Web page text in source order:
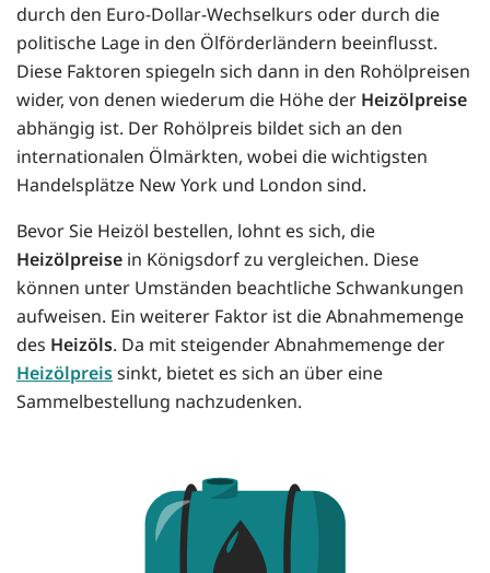
durch den Euro-Dollar-Wechselkurs oder durch die
politische Lage in den Ölförderländern beeinflusst.
Diese Faktoren spiegeln sich dann in den Rohölpreisen
wider, von denen wiederum die Höhe der Heizölpreise
abhängig ist. Der Rohölpreis bildet sich an den
internationalen Ölmärkten, wobei die wichtigsten
Handelsplätze New York und London sind.
Bevor Sie Heizöl bestellen, lohnt es sich, die
Heizölpreise in Königsdorf zu vergleichen. Diese
können unter Umständen beachtliche Schwankungen
aufweisen. Ein weiterer Faktor ist die Abnahmemenge
des Heizöls. Da mit steigender Abnahmemenge der
Heizölpreissinkt, bietet es sich an über eine
Sammelbestellung nachzudenken.